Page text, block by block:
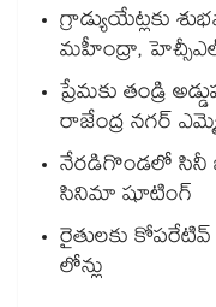
గ్రాడ్యుయేట్లకు
మహీంద్రా,
ప్రేమకు తండ్రి
రాజేంద్ర నగర్
నేరడిగొండలో సినీ
సినిమా షూటింగ్
రైతులకు
లోన్లు